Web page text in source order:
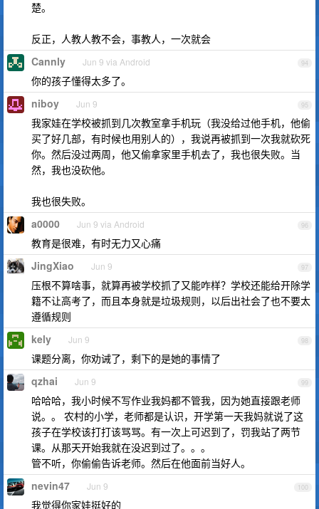
楚。
反正，人教人教不会，事教人，一次就会
94
Cannly Jun 9 via Android
你的孩子懂得太多了。
95
niboy Jun 9
我家娃在学校被抓到几次教室拿手机玩（我没给过他手机，他偷
买了好几部，有时候也用别人的），我说再被抓到一次我就砍死
你。然后没过两周，他又偷拿家里手机去了，我也很失败。当
然，我也没砍他。
我也很失败。
96
a0000 Jun 9 via Android
教育是很难，有时无力又心痛
97
JingXiao Jun 9
压根不算啥事，就算再被学校抓了又能咋样？学校还能给开除学
籍不让高考了，而且本身就是垃圾规则，以后出社会了也不要太
遵循规则
98
kely Jun 9
课题分离，你劝诫了，剩下的是她的事情了
99
qzhai Jun 9
哈哈哈，我小时候不写作业我妈都不管我，因为她直接跟老师
说。。 农村的小学，老师都是认识，开学第一天我妈就说了这
孩子在学校该打打该骂骂。有一次上可迟到了，罚我站了两节
课。从那天开始我就在没迟到过了。。。
管不听，你偷偷告诉老师。然后在他面前当好人。
100
nevin47 Jun 9
我觉得你家娃挺好的